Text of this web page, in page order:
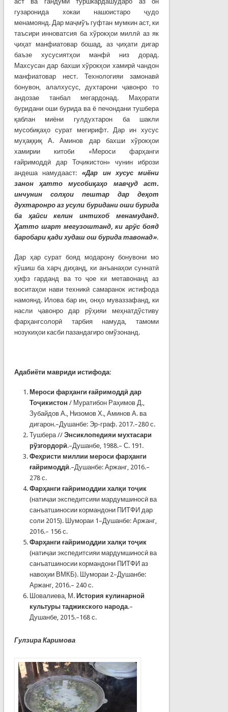
гузаронида хокаи нашоистаро ҷудо
менамоянд. Дар маҷмўъ гуфтан мумкин аст, ки
таъсири инноватсия ба хўрокҳои миллӣ аз як
ҷиҳат манфиатовар бошад, аз ҷиҳати дигар
баъзе хусусиятҳои манфӣ низ дорад.
Махсусан дар бахши хўрокҳои хамирӣ чандон
манфиатовар нест. Технологияи замонавӣ
бонувон, алалхусус, духтарони ҷавонро то
андозае танбал мегардонад. Маҳорати
буридани оши бурида ва ё печондани тушбера
қаблан миёни гулдухтарон ба шакли
мусобиқаҳо сурат мегирифт. Дар ин хусус
муҳаққиқ А. Аминов дар бахши хўрокҳои
хамирии китоби «Мероси фарҳанги
ғайримоддӣ дар Тоҷикистон» чунин ибрози
андеша намудааст: «Дар ин хусус миёни
занон ҳатто мусобиқаҳо мавҷуд аст.
инчунин солҳои пештар дар деҳот
духтаронро аз усули буридани оши бурида
ба ҳайси келин интихоб менамуданд.
Ҳатто шарт мегузоштанд, ки арўс бояд
баробари қади худаш ош бурида тавонад».
Дар ҳар сурат бояд модарону бонувони мо
кўшиш ба харҷ диҳанд, ки анъанаҳои суннатӣ
ҳифз гарданд ва то ҷое ки метавонанд аз
воситаҳои нави техникӣ самаранок истифода
намоянд. Илова бар ин, онҳо муваззафанд, ки
насли ҷавонро дар рўҳияи меҳнатдўстиву
фарҳангсолорӣ тарбия намуда, тамоми
нозукиҳои касби пазандагиро омўзонанд.
Адабиёти мавриди истифода:
Мероси фарҳанги ғайримоддӣ дар
Тоҷикистон / Муратибон Раҳимов Д.,
Зубайдов А., Низомов Х., Аминов А. ва
дигарон.–Душанбе: Эр-граф. 2017.–280 с.
Тушбера // Энсиклопедияи мухтасари
рўзгордорӣ.–Душанбе, 1988.– С. 191.
Феҳристи миллии мероси фарҳанги
ғайримоддӣ.–Душанбе: Аржанг, 2016.–
278 с.
Фарҳанги ғайримоддии халқи тоҷик
(натиҷаи экспедитсияи мардумшиносӣ ва
санъатшиносии кормандони ПИТФИ дар
соли 2015). Шумораи 1–Душанбе: Аржанг,
2016.– 156 с.
Фарҳанги ғайримоддии халқи тоҷик
(натиҷаи экспедитсияи мардумшиносӣ ва
санъатшиносии кормандони ПИТФИ аз
навоҳии ВМКБ). Шумораи 2–Душанбе:
Аржанг, 2016.– 240 с.
Шовалиева, М. История кулинарной
культуры таджикского народа.–
Душанбе, 2015.–168 с.
Гулзира Каримова